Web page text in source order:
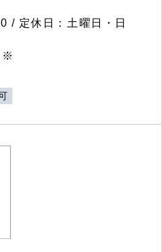
/ 定休日：土曜日・日
※